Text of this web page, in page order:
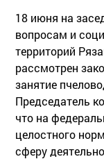
18 июня на
вопросам и
территорий
рассмотрен
занятие
Председатель
что на
целостного
сферу